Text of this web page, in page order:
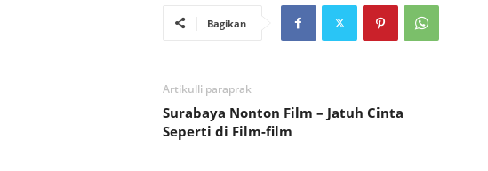
Bagikan
Artikulli paraprak
Surabaya Nonton Film – Jatuh Cinta
Seperti di Film-film